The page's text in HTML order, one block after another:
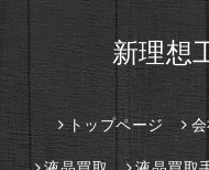
新理想
トップページ